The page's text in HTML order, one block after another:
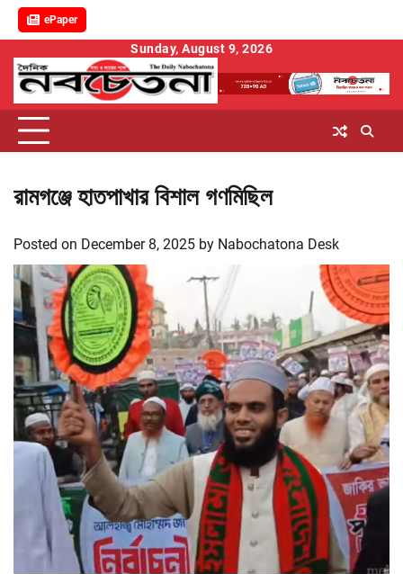
ePaper
content
Sunday, August 9, 2026
রামগঞ্জে হাতপাখার বিশাল গণমিছিল
Posted on December 8, 2025 by Nabochatona Desk